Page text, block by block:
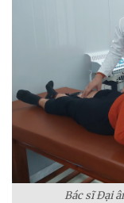
Bác sĩ Đại